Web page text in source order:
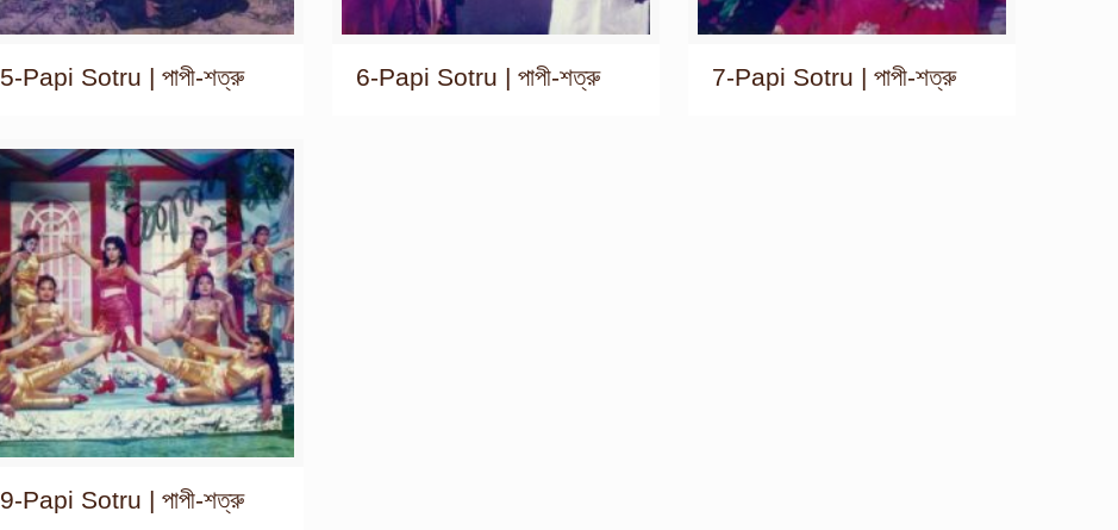
5-Papi Sotru | পাপী-শত্রু 6-Papi Sotru | পাপী-শত্রু 7-Papi Sotru | পাপী-শত্রু
9-Papi Sotru | পাপী-শত্রু